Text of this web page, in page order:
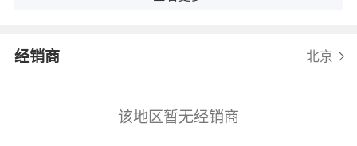
经销商 北京
该地区暂无经销商